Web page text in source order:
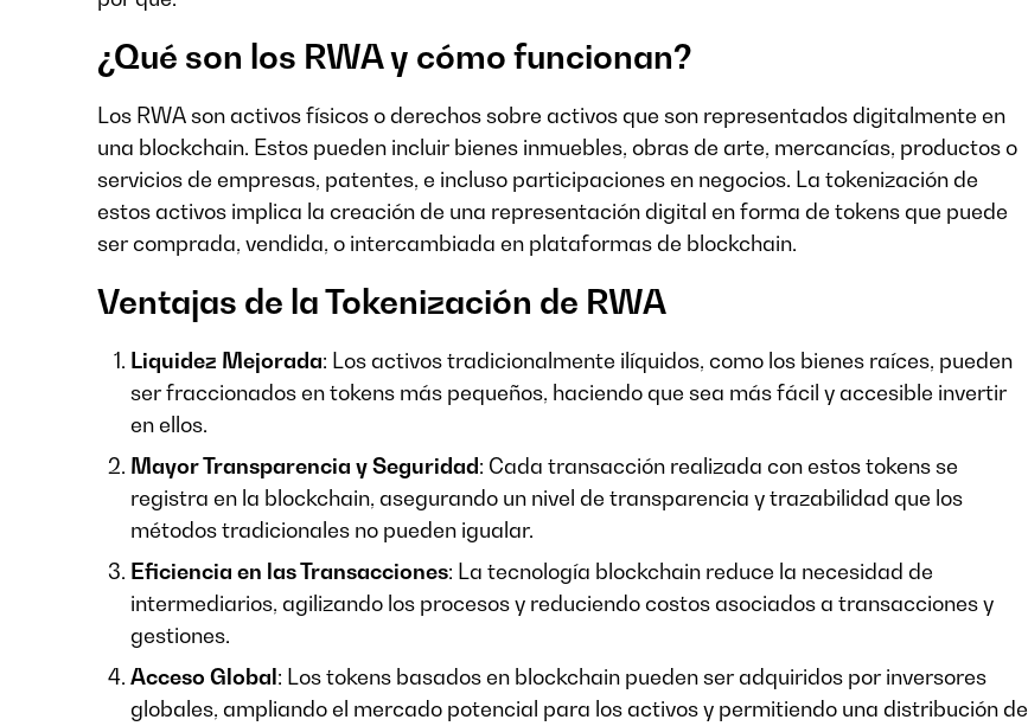
¿Qué son los RWA y cómo funcionan?
Los RWA son activos físicos o derechos sobre activos que son representados digitalmente en
una blockchain. Estos pueden incluir bienes inmuebles, obras de arte, mercancías, productos o
servicios de empresas, patentes, e incluso participaciones en negocios. La tokenización de
estos activos implica la creación de una representación digital en forma de tokens que puede
ser comprada, vendida, o intercambiada en plataformas de blockchain.
Ventajas de la Tokenización de RWA
Liquidez Mejorada: Los activos tradicionalmente ilíquidos, como los bienes raíces, pueden
ser fraccionados en tokens más pequeños, haciendo que sea más fácil y accesible invertir
en ellos.
Mayor Transparencia y Seguridad: Cada transacción realizada con estos tokens se
registra en la blockchain, asegurando un nivel de transparencia y trazabilidad que los
métodos tradicionales no pueden igualar.
Eficiencia en las Transacciones: La tecnología blockchain reduce la necesidad de
intermediarios, agilizando los procesos y reduciendo costos asociados a transacciones y
gestiones.
Acceso Global: Los tokens basados en blockchain pueden ser adquiridos por inversores
globales, ampliando el mercado potencial para los activos y permitiendo una distribución de